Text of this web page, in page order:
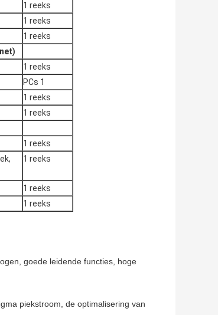
1 reeks
1 reeks
1 reeks
1 reeks
PCs 1
1 reeks
1 reeks
1 reeks
1 reeks
1 reeks
1 reeks
goede leidende functies, hoge
piekstroom, de optimalisering van